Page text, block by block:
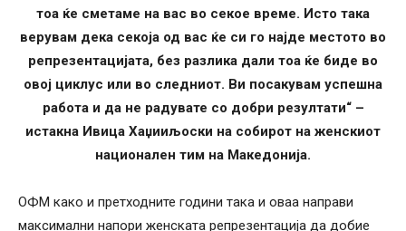
тоа ќе сметаме на вас во секое време. Исто така
верувам дека секоја од вас ќе си го најде местото во
репрезентацијата, без разлика дали тоа ќе биде во
овој циклус или во следниот. Ви посакувам успешна
работа и да не радувате со добри резултати“ –
истакна Ивица Хаџииљоски на собирот на женскиот
национален тим на Македонија.
ОФМ како и претходните години така и оваа направи
максимални напори женската репрезентација да добие